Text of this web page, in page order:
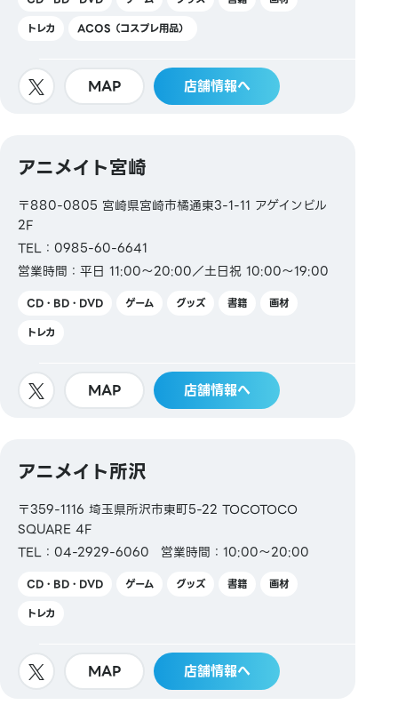
トレカ
ACOS（コスプレ用品）
MAP 店舗情報へ
アニメイト宮崎
〒880-0805 宮崎県宮崎市橘通東3-1-11 アゲインビル
2F
TEL：0985-60-6641
営業時間：平日 11:00～20:00／土日祝 10:00～19:00
CD・BD・DVD ゲーム グッズ 書籍
画材
トレカ
MAP 店舗情報へ
アニメイト所沢
〒359-1116 埼玉県所沢市東町5-22 TOCOTOCO
SQUARE 4F
TEL：04-2929-6060
営業時間：10:00～20:00
CD・BD・DVD ゲーム グッズ 書籍
画材
トレカ
MAP 店舗情報へ